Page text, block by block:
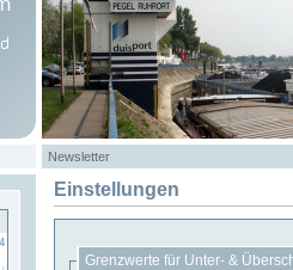
Newsletter
Einstellungen
Grenzwerte für Unter- &